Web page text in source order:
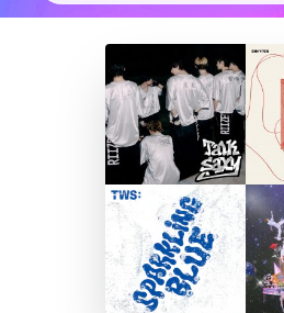
初回30日間無料お試し